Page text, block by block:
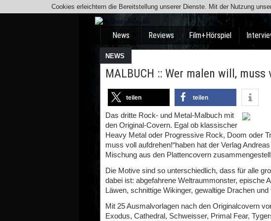
News Reviews Film+Hörspiel
NEWS
MALBUCH :: Wer malen will,
teilen teilen
Das dritte Rock- und Metal-Malbuch mit
den Original-Covern. Egal ob klassischer
Heavy Metal oder Progressive Rock, Doom oder
muss voll aufdrehen!“haben hat der Verlag
Mischung aus den Plattencovern
Die Motive sind so unterschiedlich, dass für alle
dabei ist: abgefahrene Weltraummonster, epische
Läwen, schnittige Wikinger, gewaltige Drachen und
Mit 25 Ausmalvorlagen nach den Originalcovern
Exodus, Cathedral, Schweisser, Primal Fear,
Cookies erleichtern die Bereitstellung unserer Dienste. Mit der Nutzung